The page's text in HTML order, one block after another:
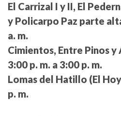
El Carrizal I y II, El
y Policarpo Paz parte
a. m.
Cimientos, Entre Pinos
3:00 p. m. a 3:00 p. m.
Lomas del Hatillo (El
p. m.